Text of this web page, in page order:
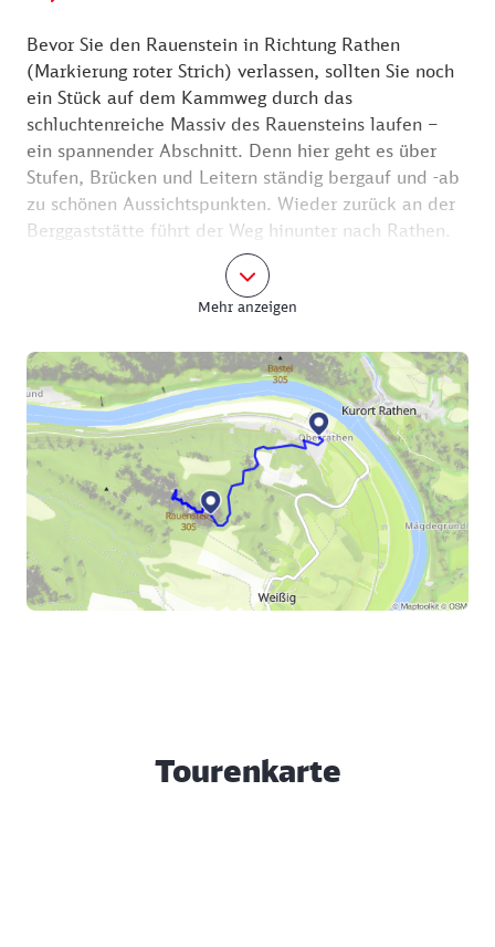
Bevor Sie den Rauenstein in Richtung Rathen
(Markierung roter Strich) verlassen, sollten Sie noch
ein Stück auf dem Kammweg durch das
schluchtenreiche Massiv des Rauensteins laufen –
ein spannender Abschnitt. Denn hier geht es über
Stufen, Brücken und Leitern ständig bergauf und -ab
zu schönen Aussichtspunkten. Wieder zurück an der
Berggaststätte führt der Weg hinunter nach Rathen.
Dabei kommen Sie vorbei an der „Nonne“, einem 18
Meter hohen, einzeln stehenden Sandsteinfelsen, der
bei Kletterern sehr beliebt ist, und dem
Rauensteinweg führen Sie direkt zum Bahnhof Kurort
Rathen. Haben Sie noch etwas Zeit bis zur Abfahrt
des Zuges, dann laufen Sie die paar Meter hinunter
zur Fähre Oberrathen. Werfen Sie noch einen Blick
auf die Elbe und die Schiffe und machen Sie sich mit
diesen letzten schönen Impressionen auf die
Rückfahrt.
Mehr anzeigen
Tourenkarte